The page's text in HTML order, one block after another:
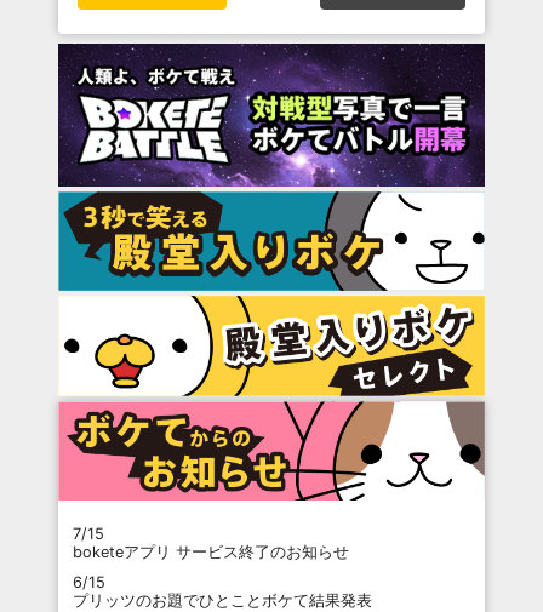
7/15
boketeアプリ サービス終了のお知らせ
6/15
プリッツのお題でひとことボケて結果発表